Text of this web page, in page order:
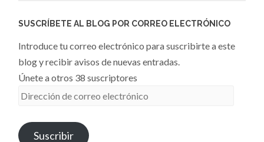
SUSCRÍBETE AL BLOG POR CORREO ELECTRÓNICO
Introduce tu correo electrónico para suscribirte a este
blog y recibir avisos de nuevas entradas.
Únete a otros 38 suscriptores
Dirección
correo
Suscribir